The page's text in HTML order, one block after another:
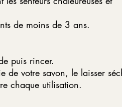
de moins de 3 ans.
puis rincer.
de votre savon, le laisser
chaque utilisation.